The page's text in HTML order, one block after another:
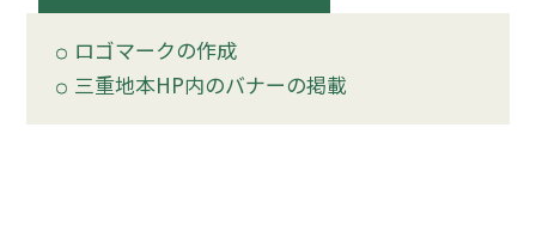
ロゴマークの作成
三重地本HP内のバナーの掲載